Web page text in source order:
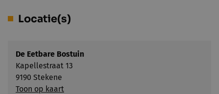
Locatie(s)
De Eetbare Bostuin
Kapellestraat 13
9190 Stekene
Toon op kaart